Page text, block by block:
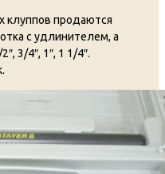
клуппов продаются
с удлинителем, а
3/4″, 1″, 1 1/4″.